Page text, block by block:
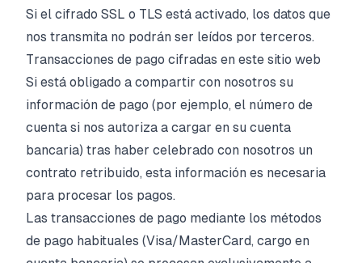
Si el cifrado SSL o TLS está activado, los datos que
nos transmita no podrán ser leídos por terceros.
Transacciones de pago cifradas en este sitio web
Si está obligado a compartir con nosotros su
información de pago (por ejemplo, el número de
cuenta si nos autoriza a cargar en su cuenta
bancaria) tras haber celebrado con nosotros un
contrato retribuido, esta información es necesaria
para procesar los pagos.
Las transacciones de pago mediante los métodos
de pago habituales (Visa/MasterCard, cargo en